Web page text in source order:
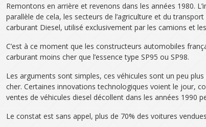
Remontons en arrière et revenons dans les années 1980.
parallèle de cela, les secteurs de l’agriculture et du
carburant Diesel, utilisé exclusivement par les camions et
C’est à ce moment que les constructeurs automobiles
carburant moins cher que l’essence type SP95 ou SP98.
Les arguments sont simples, ces véhicules sont un peu
cher. Certaines innovations technologiques voient le jour,
ventes de véhicules diesel décollent dans les années 1990
Le constat est sans appel, plus de 70% des voitures